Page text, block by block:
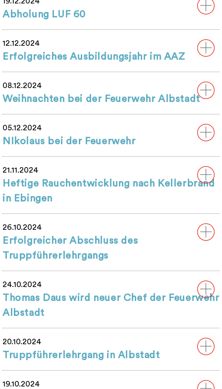
Abholung LUF 60
12.12.2024
Erfolgreiches Ausbildungsjahr im AAZ
08.12.2024
Weihnachten bei der Feuerwehr Albstadt
05.12.2024
NIkolaus bei der Feuerwehr
21.11.2024
Heftige Rauchentwicklung nach Kellerbrand
in Ebingen
26.10.2024
Erfolgreicher Abschluss des
Truppführerlehrgangs
24.10.2024
Thomas Daus wird neuer Chef der Feuerwehr
Albstadt
20.10.2024
Truppführerlehrgang in Albstadt
19.10.2024